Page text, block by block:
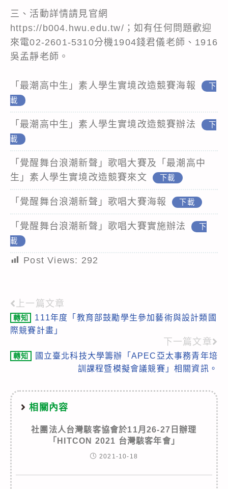
三、活動詳情請見官網
https://b004.hwu.edu.tw/；如有任何問題歡迎
來電02-2601-5310分機1904錢君儀老師、1916
吳孟靜老師。
「最潮高中生」素人學生實境改造競賽海報
下
載
「最潮高中生」素人學生實境改造競賽辦法
下
載
「覺醒舞台浪潮新聲」歌唱大賽及「最潮高中
生」素人學生實境改造競賽來文
下載
「覺醒舞台浪潮新聲」歌唱大賽海報 下載
「覺醒舞台浪潮新聲」歌唱大賽實施辦法
下
載
Post Views: 292
Read
more
上一篇文章
轉知
111年度「教育部鼓勵學生參加藝術與設計類國
際競賽計畫」
下一篇文章
轉知
國立臺北科技大學籌辦「APEC亞太事務青年培
訓課程暨模擬會議競賽」相關資訊。
相關內容
社團法人台灣駭客協會於11月26-27日辦理
「HITCON 2021 台灣駭客年會」
2021-10-18